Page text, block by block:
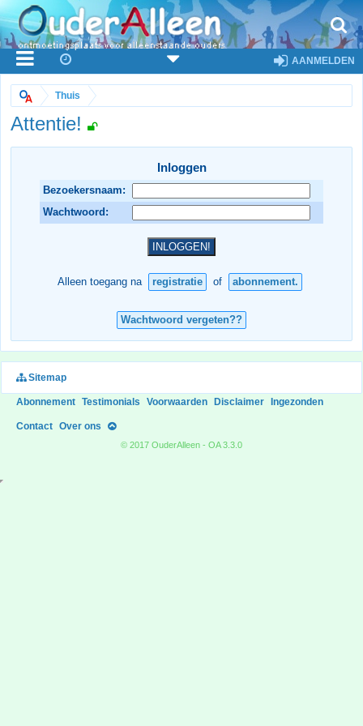
AANMELDEN
Thuis
Attentie!
Inloggen
Bezoekersnaam:
Wachtwoord:
Alleen toegang na registratie of abonnement.
Wachtwoord vergeten??
Sitemap
Abonnement Testimonials Voorwaarden Disclaimer Ingezonden
Contact Over ons
© 2017 OuderAlleen - OA 3.3.0